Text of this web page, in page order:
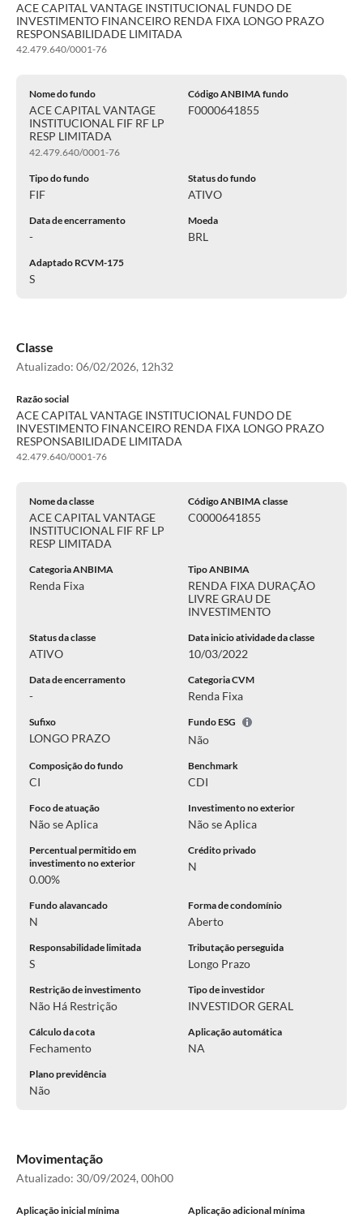
ACE CAPITAL VANTAGE INSTITUCIONAL FUNDO DE
INVESTIMENTO FINANCEIRO RENDA FIXA LONGO PRAZO
RESPONSABILIDADE LIMITADA
42.479.640/0001-76
Nome do fundo
ACE CAPITAL VANTAGE
INSTITUCIONAL FIF RF LP
RESP LIMITADA
42.479.640/0001-76
Código ANBIMA fundo
F0000641855
Tipo do fundo
FIF
Status do fundo
ATIVO
Data de encerramento
-
Moeda
BRL
Adaptado RCVM-175
S
Classe
Atualizado: 06/02/2026, 12h32
Razão social
ACE CAPITAL VANTAGE INSTITUCIONAL FUNDO DE
INVESTIMENTO FINANCEIRO RENDA FIXA LONGO PRAZO
RESPONSABILIDADE LIMITADA
42.479.640/0001-76
Nome da classe
ACE CAPITAL VANTAGE
INSTITUCIONAL FIF RF LP
RESP LIMITADA
Código ANBIMA classe
C0000641855
Categoria ANBIMA
Renda Fixa
Tipo ANBIMA
RENDA FIXA DURAÇÃO
LIVRE GRAU DE
INVESTIMENTO
Status da classe
ATIVO
Data inicio atividade da classe
10/03/2022
Data de encerramento
-
Categoria CVM
Renda Fixa
Sufixo
LONGO PRAZO
Fundo ESG
Não
Composição do fundo
CI
Benchmark
CDI
Foco de atuação
Não se Aplica
Investimento no exterior
Não se Aplica
Percentual permitido em
investimento no exterior
0.00%
Crédito privado
N
Fundo alavancado
N
Forma de condomínio
Aberto
Responsabilidade limitada
S
Tributação perseguida
Longo Prazo
Restrição de investimento
Não Há Restrição
Tipo de investidor
INVESTIDOR GERAL
Cálculo da cota
Fechamento
Aplicação automática
NA
Plano previdência
Não
Movimentação
Atualizado: 30/09/2024, 00h00
Aplicação inicial mínima Aplicação adicional mínima